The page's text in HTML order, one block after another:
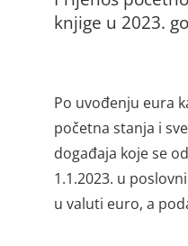
knjige u 2023.
Po uvođenju eura
početna stanja i
događaja koje se
1.1.2023. u
u valuti euro, a